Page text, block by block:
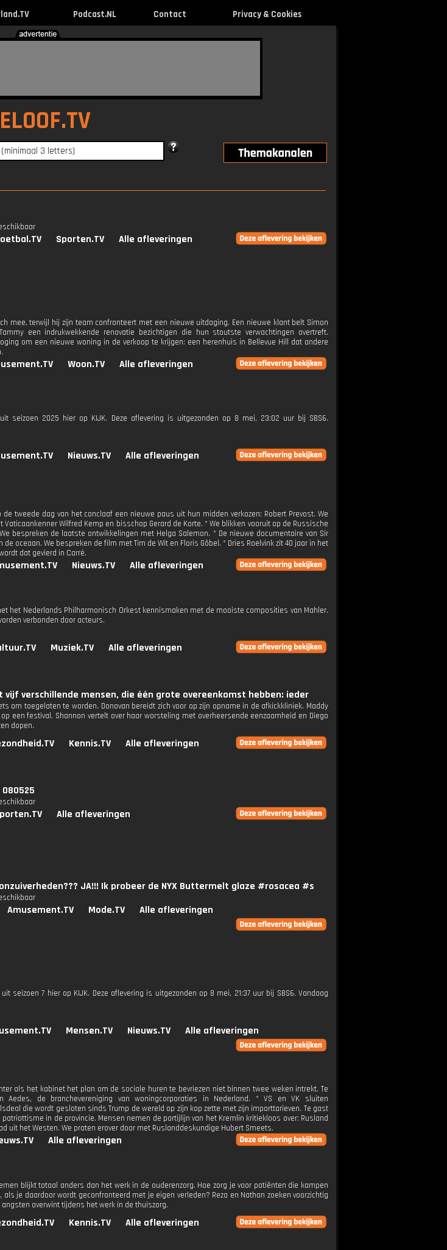
Podcast.NL Contact Privacy & Cookies
Sporten.TV Alle afleveringen
mee, terwijl hij zijn team confronteert met een nieuwe uitdaging. Een nieuwe klant belt Simon
een indrukwekkende renovatie bezichtigen die hun stoutste verwachtingen overtreft.
om een nieuwe woning in de verkoop te krijgen: een herenhuis in Bellevue Hill dat andere
Woon.TV Alle afleveringen
seizoen 2025 hier op KIJK. Deze aflevering is uitgezonden op 8 mei, 23:02 uur bij SBS6.
Nieuws.TV Alle afleveringen
tweede dag van het conclaaf een nieuwe paus uit hun midden verkozen: Robert Prevost. We
Wilfred Kemp en bisschop Gerard de Korte. * We blikken vooruit op de Russische
bespreken de laatste ontwikkelingen met Helga Salemon. * De nieuwe documentaire van Sir
oceaan. We bespreken de film met Tim de Wit en Floris Göbel. * Dries Roelvink zit 40 jaar in het
dat gevierd in Carré.
Nieuws.TV Alle afleveringen
het Nederlands Philharmonisch Orkest kennismaken met de mooiste composities van Mahler.
verbonden door acteurs.
Muziek.TV Alle afleveringen
vijf verschillende mensen, die één grote overeenkomst hebben: ieder
om toegelaten te worden. Donovan bereidt zich voor op zijn opname in de afkickkliniek. Maddy
een festival. Shannon vertelt over haar worsteling met overheersende eenzaamheid en Diego
dopen.
Kennis.TV Alle afleveringen
080525
Alle afleveringen
JA!!! Ik probeer de NYX Buttermelt glaze #rosacea #s
Amusement.TV Mode.TV Alle afleveringen
seizoen 7 hier op KIJK. Deze aflevering is uitgezonden op 8 mei, 21:37 uur bij SBS6. Vandaag
Mensen.TV Nieuws.TV Alle afleveringen
als het kabinet het plan om de sociale huren te bevriezen niet binnen twee weken intrekt. Te
Aedes, de branchevereniging van woningcorporaties in Nederland. * VS en VK sluiten
die wordt gesloten sinds Trump de wereld op zijn kop zette met zijn importtarieven. Te gast
in de provincie. Mensen nemen de partijlijn van het Kremlin kritiekloos over: Rusland
uit het Westen. We praten erover door met Ruslanddeskundige Hubert Smeets.
Alle afleveringen
blijkt totaal anders dan het werk in de ouderenzorg. Hoe zorg je voor patiënten die kampen
je daardoor wordt geconfronteerd met je eigen verleden? Reza en Nathan zoeken voorzichtig
overwint tijdens het werk in de thuiszorg.
Kennis.TV Alle afleveringen